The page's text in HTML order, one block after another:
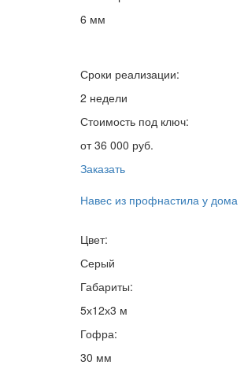
6 мм
Сроки реализации:
2 недели
Стоимость под ключ:
от 36 000 руб.
Заказать
Навес из профнастила у дома
Цвет:
Серый
Габариты:
5х12х3 м
Гофра:
30 мм